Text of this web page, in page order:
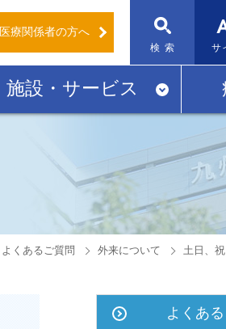
検 索 サ
医療関係者の方へ
施設・サービス
よくあるご質問 外来について 土日、
よくあ